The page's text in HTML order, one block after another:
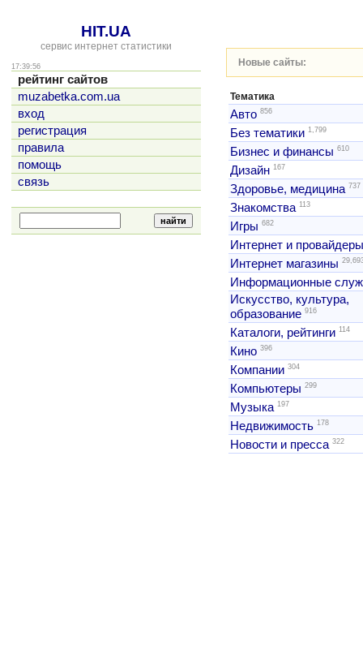
HIT.UA
сервис интернет статистики
17:39:56
рейтинг сайтов
muzabetka.com.ua
вход
регистрация
правила
помощь
связь
Новые сайты:
Тематика
Авто 856
Без тематики 1,799
Бизнес и финансы 610
Дизайн 167
Здоровье, медицина 737
Знакомства 113
Игры 682
Интернет и провайдеры
Интернет магазины
Информационные
Искусство, культура,
образование 916
Каталоги, рейтинги 114
Кино 396
Компании 304
Компьютеры 299
Музыка 197
Недвижимость 178
Новости и пресса 322